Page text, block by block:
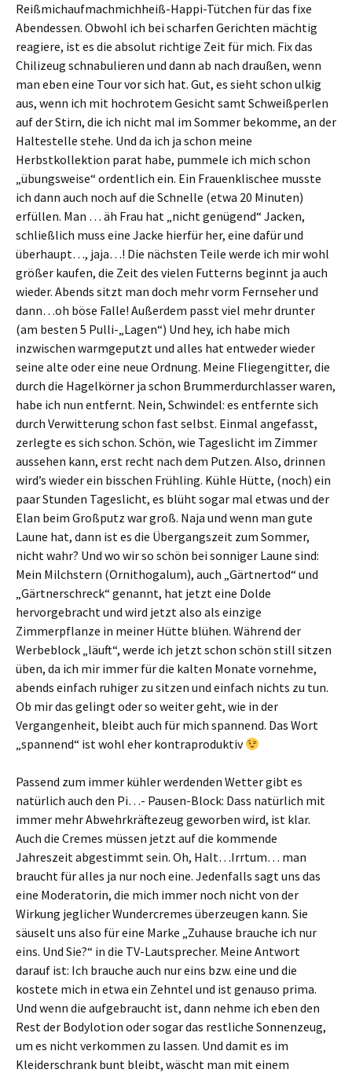
Reißmichaufmachmichheiß-Happi-Tütchen für das fixe
Abendessen. Obwohl ich bei scharfen Gerichten mächtig
reagiere, ist es die absolut richtige Zeit für mich. Fix das
Chilizeug schnabulieren und dann ab nach draußen, wenn
man eben eine Tour vor sich hat. Gut, es sieht schon ulkig
aus, wenn ich mit hochrotem Gesicht samt Schweißperlen
auf der Stirn, die ich nicht mal im Sommer bekomme, an der
Haltestelle stehe. Und da ich ja schon meine
Herbstkollektion parat habe, pummele ich mich schon
„übungsweise“ ordentlich ein. Ein Frauenklischee musste
ich dann auch noch auf die Schnelle (etwa 20 Minuten)
erfüllen. Man … äh Frau hat „nicht genügend“ Jacken,
schließlich muss eine Jacke hierfür her, eine dafür und
überhaupt…, jaja…! Die nächsten Teile werde ich mir wohl
größer kaufen, die Zeit des vielen Futterns beginnt ja auch
wieder. Abends sitzt man doch mehr vorm Fernseher und
dann…oh böse Falle! Außerdem passt viel mehr drunter
(am besten 5 Pulli-„Lagen“) Und hey, ich habe mich
inzwischen warmgeputzt und alles hat entweder wieder
seine alte oder eine neue Ordnung. Meine Fliegengitter, die
durch die Hagelkörner ja schon Brummerdurchlasser waren,
habe ich nun entfernt. Nein, Schwindel: es entfernte sich
durch Verwitterung schon fast selbst. Einmal angefasst,
zerlegte es sich schon. Schön, wie Tageslicht im Zimmer
aussehen kann, erst recht nach dem Putzen. Also, drinnen
wird’s wieder ein bisschen Frühling. Kühle Hütte, (noch) ein
paar Stunden Tageslicht, es blüht sogar mal etwas und der
Elan beim Großputz war groß. Naja und wenn man gute
Laune hat, dann ist es die Übergangszeit zum Sommer,
nicht wahr? Und wo wir so schön bei sonniger Laune sind:
Mein Milchstern (Ornithogalum), auch „Gärtnertod“ und
„Gärtnerschreck“ genannt, hat jetzt eine Dolde
hervorgebracht und wird jetzt also als einzige
Zimmerpflanze in meiner Hütte blühen. Während der
Werbeblock „läuft“, werde ich jetzt schon schön still sitzen
üben, da ich mir immer für die kalten Monate vornehme,
abends einfach ruhiger zu sitzen und einfach nichts zu tun.
Ob mir das gelingt oder so weiter geht, wie in der
Vergangenheit, bleibt auch für mich spannend. Das Wort
„spannend“ ist wohl eher kontraproduktiv
Passend zum immer kühler werdenden Wetter gibt es
natürlich auch den Pi…- Pausen-Block: Dass natürlich mit
immer mehr Abwehrkräftezeug geworben wird, ist klar.
Auch die Cremes müssen jetzt auf die kommende
Jahreszeit abgestimmt sein. Oh, Halt…Irrtum… man
braucht für alles ja nur noch eine. Jedenfalls sagt uns das
eine Moderatorin, die mich immer noch nicht von der
Wirkung jeglicher Wundercremes überzeugen kann. Sie
säuselt uns also für eine Marke „Zuhause brauche ich nur
eins. Und Sie?“ in die TV-Lautsprecher. Meine Antwort
darauf ist: Ich brauche auch nur eins bzw. eine und die
kostete mich in etwa ein Zehntel und ist genauso prima.
Und wenn die aufgebraucht ist, dann nehme ich eben den
Rest der Bodylotion oder sogar das restliche Sonnenzeug,
um es nicht verkommen zu lassen. Und damit es im
Kleiderschrank bunt bleibt, wäscht man mit einem